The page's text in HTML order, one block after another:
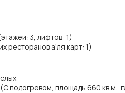
3, лифтов: 1)
ресторанов а’ля карт: 1)
подогревом, площадь 660 кв.м.,